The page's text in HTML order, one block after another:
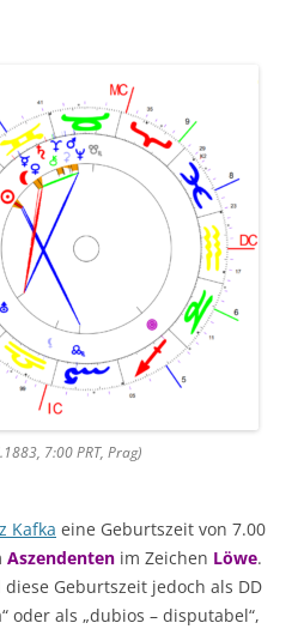
7:00 PRT, Prag)
Kafka eine Geburtszeit von 7.00
Aszendenten im Zeichen Löwe.
Geburtszeit jedoch als DD
oder als „dubios – disputabel“,